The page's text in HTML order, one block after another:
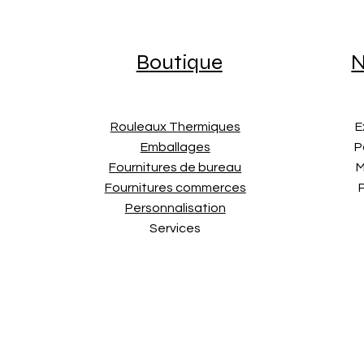
Boutique
Rouleaux Thermiques
Emballages
Fournitures de bureau
Fournitures commerces
Personnalisation
Services